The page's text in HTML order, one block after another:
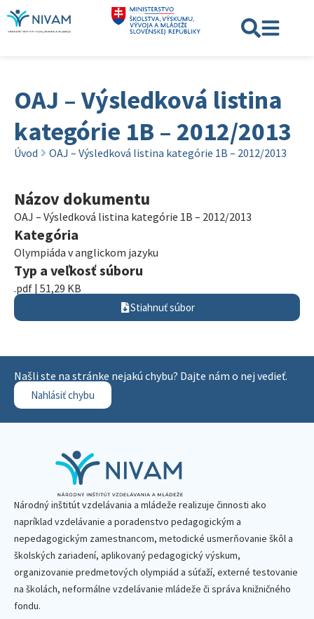
OAJ – Výsledková listina
kategórie 1B – 2012/2013
Úvod OAJ – Výsledková listina kategórie 1B – 2012/2013
Názov dokumentu
OAJ – Výsledková listina kategórie 1B – 2012/2013
Kategória
Olympiáda v anglickom jazyku
Typ a veľkosť súboru
.pdf | 51,29 KB
Stiahnuť súbor
Našli ste na stránke nejakú chybu? Dajte nám o nej vedieť.
Nahlásiť chybu
Národný inštitút vzdelávania a mládeže realizuje činnosti ako
napríklad vzdelávanie a poradenstvo pedagogickým a
nepedagogickým zamestnancom, metodické usmerňovanie škôl a
školských zariadení, aplikovaný pedagogický výskum,
organizovanie predmetových olympiád a súťaží, externé testovanie
na školách, neformálne vzdelávanie mládeže či správa knižničného
fondu.